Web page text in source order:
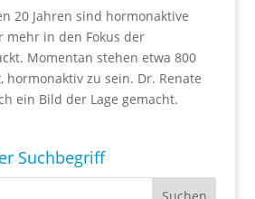
20 Jahren sind hormonaktive
mehr in den Fokus der
Momentan stehen etwa 800
hormonaktiv zu sein. Dr. Renate
ein Bild der Lage gemacht.
Suchbegriff